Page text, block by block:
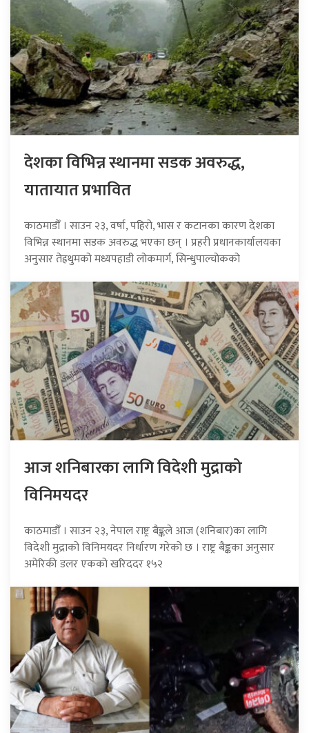
देशका विभिन्न स्थानमा सडक अवरुद्ध,
यातायात प्रभावित
काठमाडौँ । साउन २३, वर्षा, पहिरो, भास र कटानका कारण देशका
विभिन्न स्थानमा सडक अवरुद्ध भएका छन् । प्रहरी प्रधानकार्यालयका
अनुसार तेह्रथुमको मध्यपहाडी लोकमार्ग, सिन्धुपाल्चोकको
आज शनिबारका लागि विदेशी मुद्राको
विनिमयदर
काठमाडौँ । साउन २३, नेपाल राष्ट्र बैङ्कले आज (शनिबार)का लागि
विदेशी मुद्राको विनिमयदर निर्धारण गरेको छ । राष्ट्र बैङ्कका अनुसार
अमेरिकी डलर एकको खरिददर १५२